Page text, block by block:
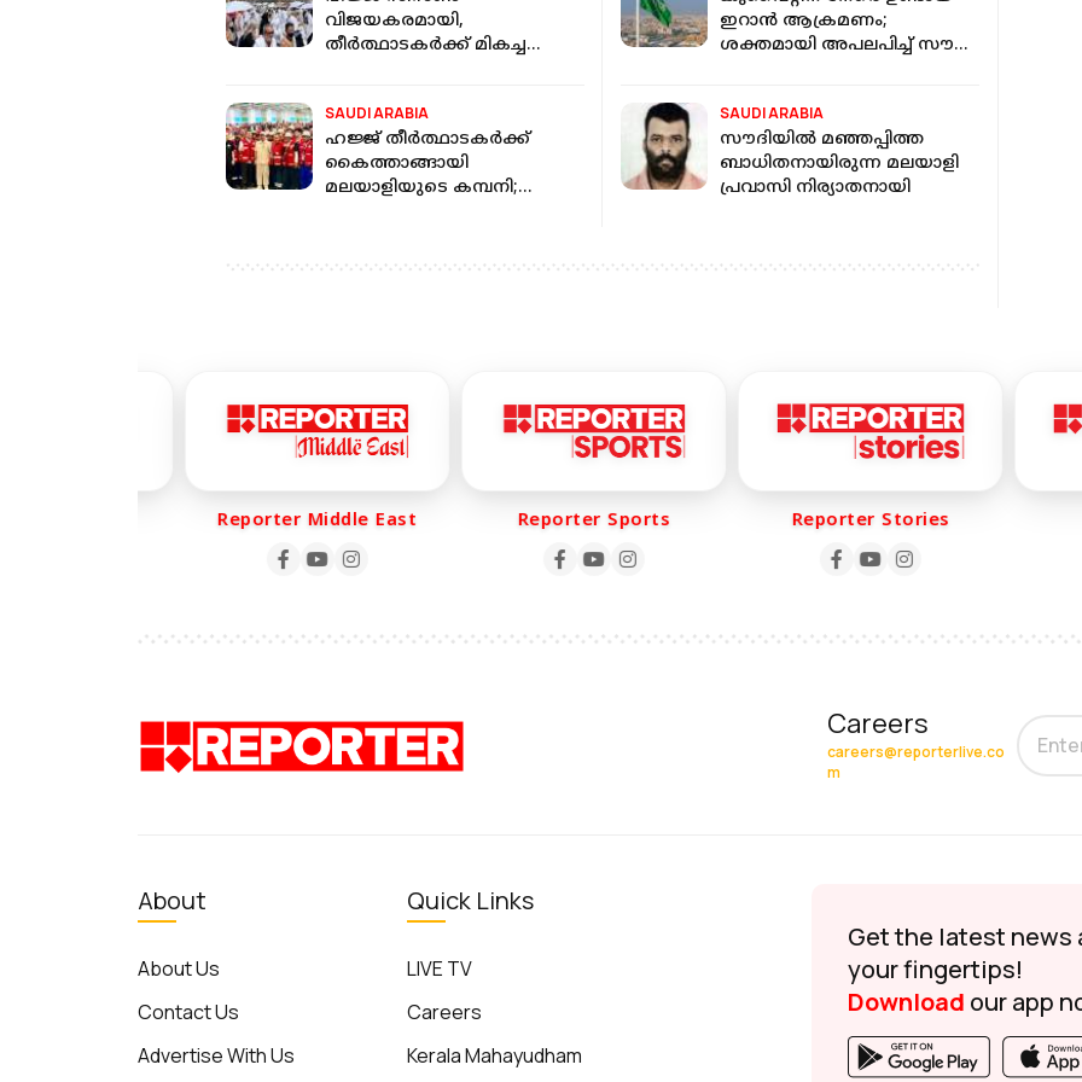
വിജയകരമായി,
തീർത്ഥാടകർക്ക് മികച്ച
ഇറാൻ ആക്രമണം;
ശക്തമായി അപലപിച്ച് സൗദി
SAUDI ARABIA
ഹജ്ജ് തീർത്ഥാടകർക്ക്
കൈത്താങ്ങായി
മലയാളിയുടെ കമ്പനി;
സേവനങ്ങൾ
SAUDI ARABIA
സൗദിയിൽ മഞ്ഞപ്പിത്ത
ബാധിതനായിരുന്ന മലയാളി
പ്രവാസി നിര്യാതനായി
Reporter Middle East Reporter Sports Reporter Stories
Careers
careers@reporterlive.co
m
About
About Us
Contact Us
Advertise With Us
Quick Links
LIVE TV
Careers
Kerala Mahayudham
Get the latest news
your fingertips!
Download our app